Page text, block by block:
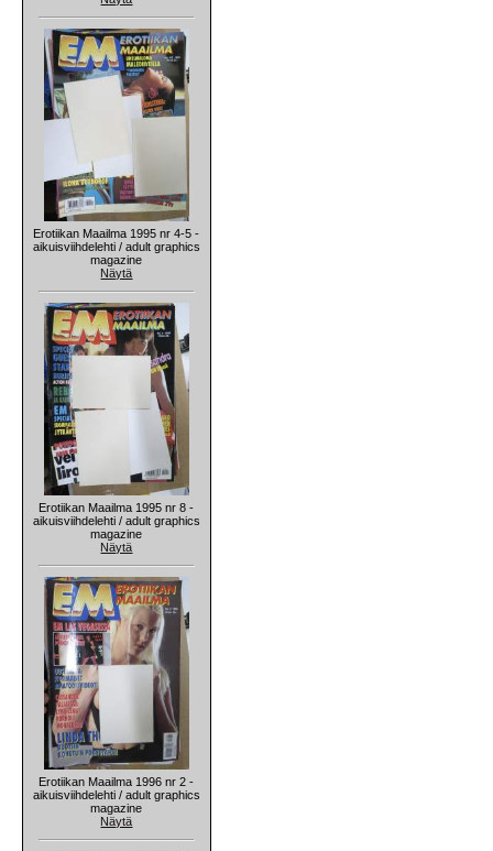
Erotiikan Maailma 1995 nr 4-5 -
aikuisviihdelehti / adult graphics
magazine
Näytä
Erotiikan Maailma 1995 nr 8 -
aikuisviihdelehti / adult graphics
magazine
Näytä
Erotiikan Maailma 1996 nr 2 -
aikuisviihdelehti / adult graphics
magazine
Näytä